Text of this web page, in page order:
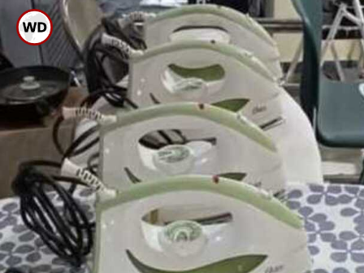
ಒದ್ದೆ ಬಟ್ಟೆಯ ಮೇಲೆ ಐರನ್ ಮಾಡಿದ
ಬಳಿಕ ತಳಭಾಗದ ಹತ್ತಿರ ಕೈ ತಗುಲಿದರೆ
ಶಾಕ್ ಬರಬಹುದು